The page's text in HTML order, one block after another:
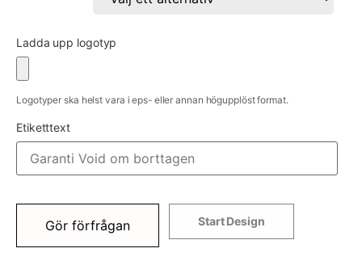
Ladda upp logotyp
Logotyper ska helst vara i eps- eller annan högupplöst format.
Etiketttext
Gör förfrågan Start Design